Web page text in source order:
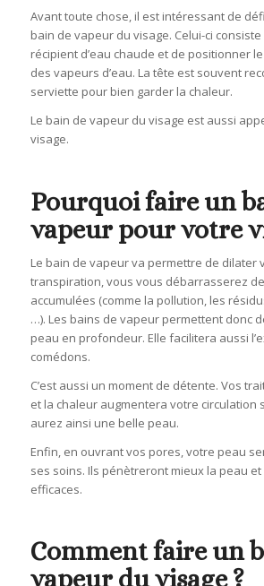
Avant toute chose, il est intéressant de
bain de vapeur du visage. Celui-ci
récipient d’eau chaude et de positionner
des vapeurs d’eau. La tête est souvent
serviette pour bien garder la chaleur.
Le bain de vapeur du visage est aussi
visage.
Pourquoi faire un
vapeur pour votre
Le bain de vapeur va permettre de dilater
transpiration, vous vous débarrasserez
accumulées (comme la pollution, les
…). Les bains de vapeur permettent donc
peau en profondeur. Elle facilitera aussi
comédons.
C’est aussi un moment de détente. Vos
et la chaleur augmentera votre circulation
aurez ainsi une belle peau.
Enfin, en ouvrant vos pores, votre peau
ses soins. Ils pénètreront mieux la peau
efficaces.
Comment faire un
vapeur du visage ?